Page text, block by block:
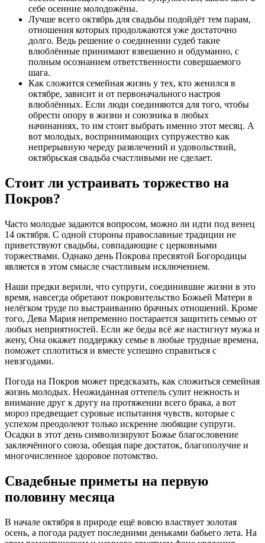
себе осенние молодожёны.
Лучше всего октябрь для свадьбы подойдёт тем парам,
отношения которых продолжаются уже достаточно
долго. Ведь решение о соединении судеб такие
влюблённые принимают взвешенно и обдуманно, с
полным осознанием ответственности совершаемого
шага.
Как сложится семейная жизнь у тех, кто женился в
октябре, зависит и от первоначального настроя
влюблённых. Если люди соединяются для того, чтобы
обрести опору в жизни и союзника в любых
начинаниях, то им стоит выбрать именно этот месяц. А
вот молодых, воспринимающих супружество как
непрерывную череду развлечений и удовольствий,
октябрьская свадьба счастливыми не сделает.
Стоит ли устраивать торжество на
Покров?
Часто молодые задаются вопросом, можно ли идти под венец
14 октября. С одной стороны православные традиции не
приветствуют свадьбы, совпадающие с церковными
торжествами. Однако день Покрова пресвятой Богородицы
является в этом смысле счастливым исключением.
Наши предки верили, что супруги, соединившие жизни в это
время, навсегда обретают покровительство Божьей Матери в
нелёгком труде по выстраиванию брачных отношений. Кроме
того, Дева Мария непременно постарается защитить семью от
любых неприятностей. Если же беды всё же настигнут мужа и
жену, Она окажет поддержку семье в любые трудные времена,
поможет сплотиться и вместе успешно справиться с
невзгодами.
Погода на Покров может предсказать, как сложиться семейная
жизнь молодых. Неожиданная оттепель сулит нежность и
внимание друг к другу на протяжении всего брака, а вот
мороз предвещает суровые испытания чувств, которые с
успехом преодолеют только искренне любящие супруги.
Осадки в этот день символизируют Божье благословение
заключённого союза, обещая паре достаток, благополучие и
многочисленное здоровое потомство.
Свадебные приметы на первую
половину месяца
В начале октября в природе ещё вовсю властвует золотая
осень, а погода радует последними деньками бабьего лета. На